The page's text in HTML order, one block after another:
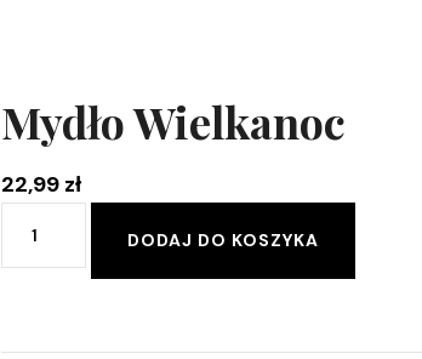
Oleje & peelingi
Mydło Wielkanoc
22,99 zł
Mydło
DODAJ DO KOSZYKA